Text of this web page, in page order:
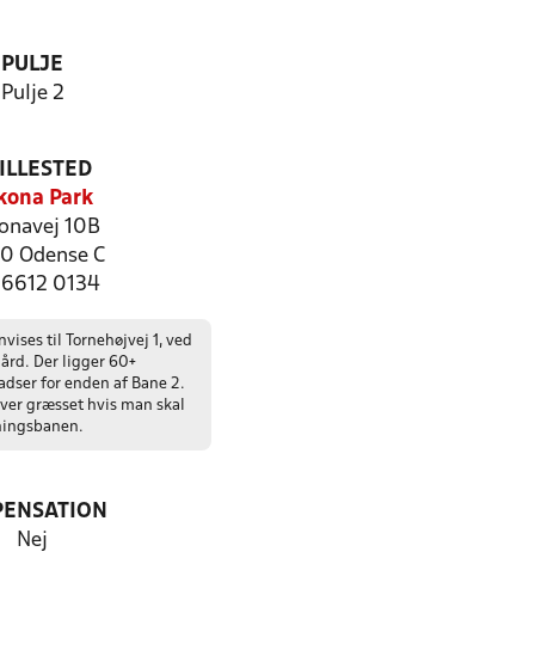
PULJE
Pulje 2
Park
10B
Odense C
0134
til Tornehøjvej 1, ved
Der ligger 60+
for enden af Bane 2.
græsset hvis man skal
Nej